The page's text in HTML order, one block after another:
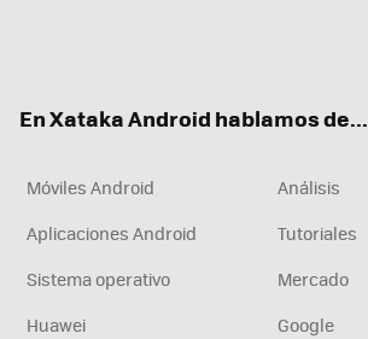
En Xataka Android hablamos de...
Móviles Android
Análisis
Aplicaciones Android
Tutoriales
Sistema operativo
Mercado
Huawei
Google